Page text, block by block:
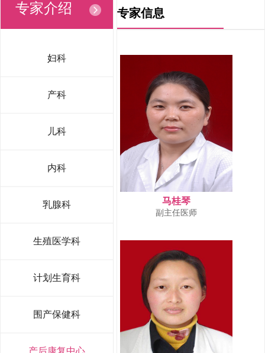
专家介绍
妇科
产科
儿科
内科
乳腺科
生殖医学科
计划生育科
围产保健科
产后康复中心
专家信息
马桂琴
副主任医师